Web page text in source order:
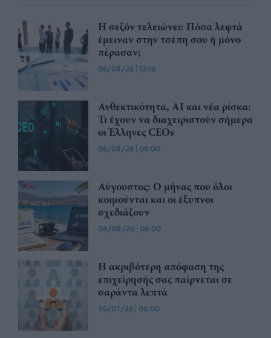
Η σεζόν τελειώνει: Πόσα λεφτά
έμειναν στην τσέπη σου ή μόνο
πέρασαν;
06/08/26 | 12:16
Ανθεκτικότητα, AI και νέα ρίσκα:
Τι έχουν να διαχειριστούν σήμερα
οι Έλληνες CEOs
05/08/26 | 08:00
Αύγουστος: Ο μήνας που όλοι
κοιμούνται και οι έξυπνοι
σχεδιάζουν
04/08/26 | 08:00
Η ακριβότερη απόφαση της
επιχείρησής σας παίρνεται σε
σαράντα λεπτά
30/07/26 | 08:00